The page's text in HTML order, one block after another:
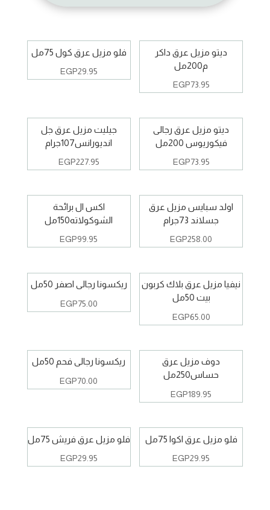
ديتو مزيل عرق داكر
م200مل
EGP73.95
فلو مزيل عرق كول 75مل
EGP29.95
ديتو مزيل عرق رجالى
فيكوريوس 200مل
EGP73.95
جيليت مزيل عرق جل
انديورانس107جرام
EGP227.95
اولد سبايس مزيل عرق
جسلاند 73جرام
EGP258.00
اكس ال برائحة
الشوكولاته150مل
EGP99.95
نيفيا مزيل عرق بلاك كربون
بيت 50مل
EGP65.00
ريكسونا رجالى اصفر 50مل
EGP75.00
دوف مزيل عرق
حساس250مل
EGP189.95
ريكسونا رجالى فحم 50مل
EGP70.00
فلو مزيل عرق اكوا 75مل
EGP29.95
فلو مزيل عرق فريش 75مل
EGP29.95